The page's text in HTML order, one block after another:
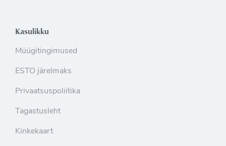
Kasulikku
Müügitingimused
ESTO järelmaks
Privaatsuspoliitika
Tagastusleht
Kinkekaart